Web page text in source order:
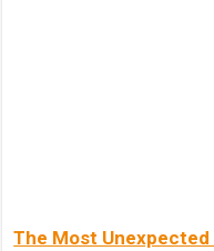
The Most